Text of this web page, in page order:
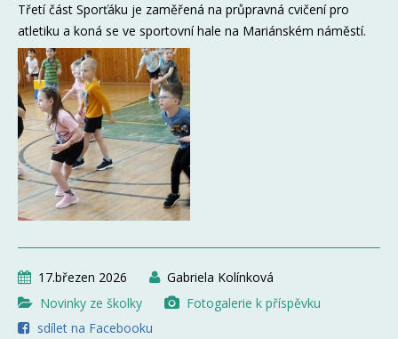
Třetí část Sporťáku je zaměřená na průpravná cvičení pro
atletiku a koná se ve sportovní hale na Mariánském náměstí.
17.březen 2026
Gabriela Kolínková
Novinky ze školky
Fotogalerie k příspěvku
sdílet na Facebooku